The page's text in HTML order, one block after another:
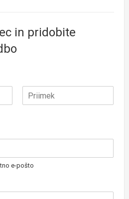
in pridobite
e-pošto